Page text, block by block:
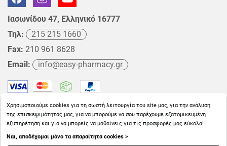
Ιασωνίδου 47, Ελληνικό 16777
Τηλ:
215 215 1660
Fax: 210 961 8628
Email:
info@easy-pharmacy.gr
Copyright © 2026EasyPharmacy.gr
Χρησιμοποιούμε cookies για τη σωστή λειτουργία του site μας, για την ανάλυση
της επισκεψιμότητάς μας, για να μπορούμε να σου παρέχουμε εξατομικευμένη
εξυπηρέτηση και για να μπορείς να μαθαίνεις για τις προσφορές μας εύκολα!
Ναι, αποδέχομαι μόνο τα απαραίτητα cookies >